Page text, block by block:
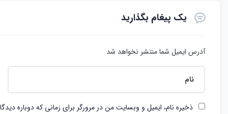
یک پیغام بگذارید
آدرس ایمیل شما منتشر نخواهد شد
ذخیره نام، ایمیل و وبسایت من در مرورگر برای زمانی که دوباره